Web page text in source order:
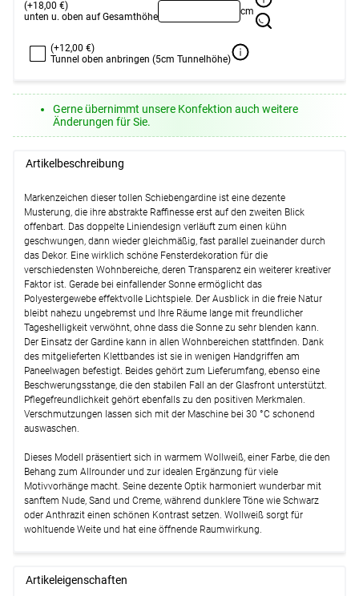
(+18,00 €)
unten u. oben auf Gesamthöhe
cm
(+12,00 €)
Tunnel oben anbringen (5cm Tunnelhöhe)
Gerne übernimmt unsere Konfektion auch weitere
Änderungen für Sie.
Artikelbeschreibung
Markenzeichen dieser tollen Schiebengardine ist eine dezente
Musterung, die ihre abstrakte Raffinesse erst auf den zweiten Blick
offenbart. Das doppelte Liniendesign verläuft zum einen kühn
geschwungen, dann wieder gleichmäßig, fast parallel zueinander durch
das Dekor. Eine wirklich schöne Fensterdekoration für die
verschiedensten Wohnbereiche, deren Transparenz ein weiterer kreativer
Faktor ist. Gerade bei einfallender Sonne ermöglicht das
Polyestergewebe effektvolle Lichtspiele. Der Ausblick in die freie Natur
bleibt nahezu ungebremst und Ihre Räume lange mit freundlicher
Tageshelligkeit verwöhnt, ohne dass die Sonne zu sehr blenden kann.
Der Einsatz der Gardine kann in allen Wohnbereichen stattfinden. Dank
des mitgelieferten Klettbandes ist sie in wenigen Handgriffen am
Paneelwagen befestigt. Beides gehört zum Lieferumfang, ebenso eine
Beschwerungsstange, die den stabilen Fall an der Glasfront unterstützt.
Pflegefreundlichkeit gehört ebenfalls zu den positiven Merkmalen.
Verschmutzungen lassen sich mit der Maschine bei 30 °C schonend
auswaschen.
Dieses Modell präsentiert sich in warmem Wollweiß, einer Farbe, die den
Behang zum Allrounder und zur idealen Ergänzung für viele
Motivvorhänge macht. Seine dezente Optik harmoniert wunderbar mit
sanftem Nude, Sand und Creme, während dunklere Töne wie Schwarz
oder Anthrazit einen schönen Kontrast setzen. Wollweiß sorgt für
wohltuende Weite und hat eine öffnende Raumwirkung.
Artikeleigenschaften